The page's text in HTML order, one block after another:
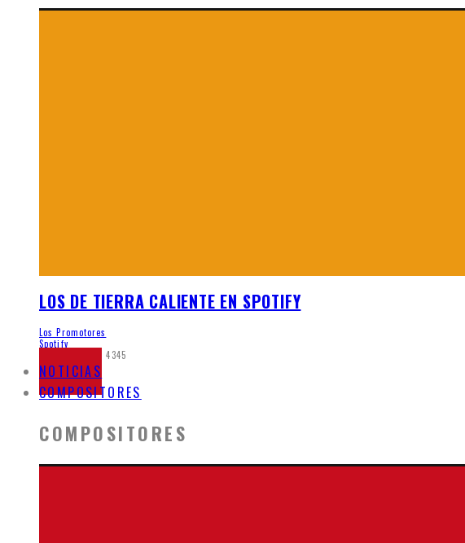
LOS DE TIERRA CALIENTE EN SPOTIFY
Los Promotores
Spotify
4345
NOTICIAS
COMPOSITORES
COMPOSITORES